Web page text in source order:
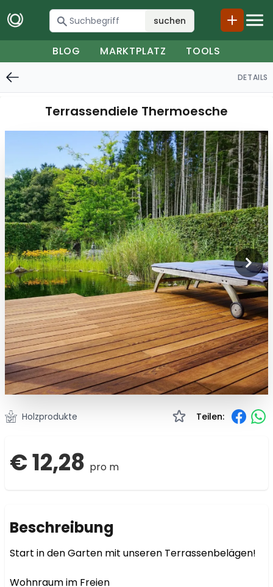
suchen
BLOG MARKTPLATZ TOOLS
DETAILS
Terrassendiele Thermoesche
Holzprodukte Teilen:
€ 12,28 pro m
Beschreibung
Start in den Garten mit unseren Terrassenbelägen!
Wohnraum im Freien